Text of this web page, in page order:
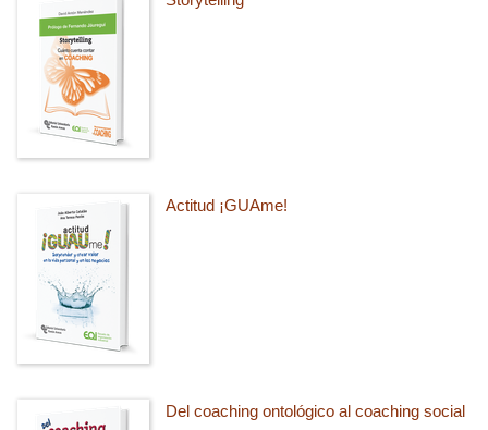
Actitud ¡GUAme!
Del coaching ontológico al coaching social